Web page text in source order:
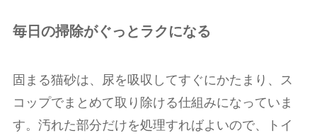
毎日の掃除がぐっとラクになる
固まる猫砂は、尿を吸収してすぐにかたまり、ス
コップでまとめて取り除ける仕組みになっていま
す。汚れた部分だけを処理すればよいので、トイ